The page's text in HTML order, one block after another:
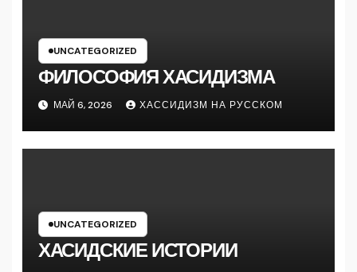
UNCATEGORIZED
ФИЛОСОФИЯ ХАСИДИЗМА
МАЙ 6, 2026 ХАССИДИЗМ НА РУССКОМ
UNCATEGORIZED
ХАСИДСКИЕ ИСТОРИИ